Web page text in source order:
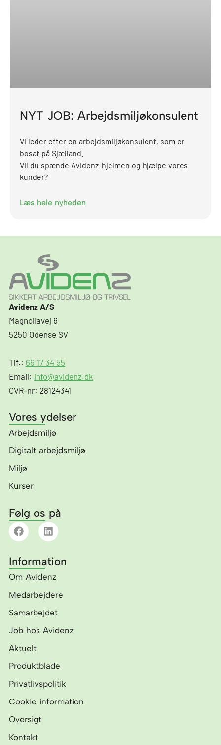
NYT JOB: Arbejdsmiljøkonsulent
Vi leder efter en arbejdsmiljøkonsulent, som er
bosat på Sjælland.
Vil du spænde Avidenz-hjelmen og hjælpe vores
kunder?
Læs hele nyheden
Avidenz A/S
Magnoliavej 6
5250 Odense SV
Tlf.: 66 17 34 55
Email: info@avidenz.dk
CVR-nr: 28124341
Vores ydelser
Arbejdsmiljø
Digitalt arbejdsmiljø
Miljø
Kurser
Følg os på
F
a
e
b
o
k
L
i
k
e
d
n
Information
Om Avidenz
Medarbejdere
Samarbejdet
Job hos Avidenz
Aktuelt
Produktblade
Privatlivspolitik
Cookie information
Oversigt
Kontakt